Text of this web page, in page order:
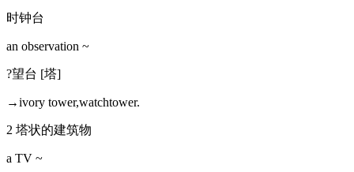
时钟台
an observation ~
?望台 [塔]
→ivory tower,watchtower.
2 塔状的建筑物
a TV ~